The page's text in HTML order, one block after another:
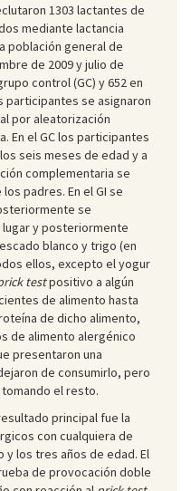
1303 lactantes de
mediante lactancia
población general de
de 2009 y julio de
control (GC) y 652 en
participantes se asignaron
por aleatorización
En el GC los participantes
seis meses de edad y a
complementaria se
padres. En el GI se
se
y posteriormente
blanco y trigo (en
ellos, excepto el yogur
testpositivo a algún
de alimento hasta
de dicho alimento,
de alimento alergénico
presentaron una
de consumirlo, pero
el resto.
principal fue la
con cualquiera de
los tres años de edad. El
de provocación doble